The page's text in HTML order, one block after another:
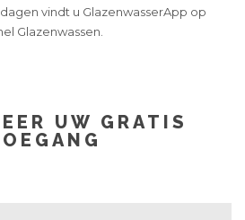
vindt u GlazenwasserApp op
Glazenwassen.
UW GRATIS